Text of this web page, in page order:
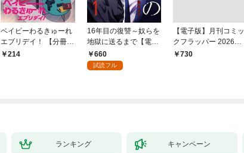
ベイビーわるきゅーれ
エブリデイ！ 【分冊
版】 1
214
16年目の復讐～奴らを
地獄に送るまで【電子
単行本版】１
660
試読フル
【電子版】月刊コミッ
クフラッパー 2026年9
月号
￥730
ランキング キャンペーン